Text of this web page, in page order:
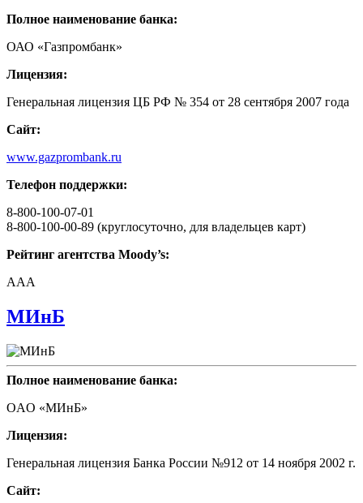
Полное наименование банка:
ОАО «Газпромбанк»
Лицензия:
Генеральная лицензия ЦБ РФ № 354 от 28 сентября 2007 года
Сайт:
www.gazprombank.ru
Телефон поддержки:
8-800-100-07-01
8-800-100-00-89 (круглосуточно, для владельцев карт)
Рейтинг агентства Moody’s:
AAA
МИнБ
Полное наименование банка:
OAO «МИнБ»
Лицензия:
Генеральная лицензия Банка России №912 от 14 ноября 2002 г.
Сайт: